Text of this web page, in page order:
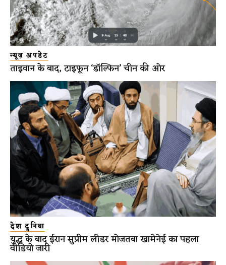
न्यूज़ अपडेट
ताइवान के बाद, टाइफून ‘डॉल्फिन’ चीन की ओर
देश दुनिया
युद्ध के बाद ईरान सुप्रीम लीडर मोजतबा खामेनेई का पहला
वीडियो जारी